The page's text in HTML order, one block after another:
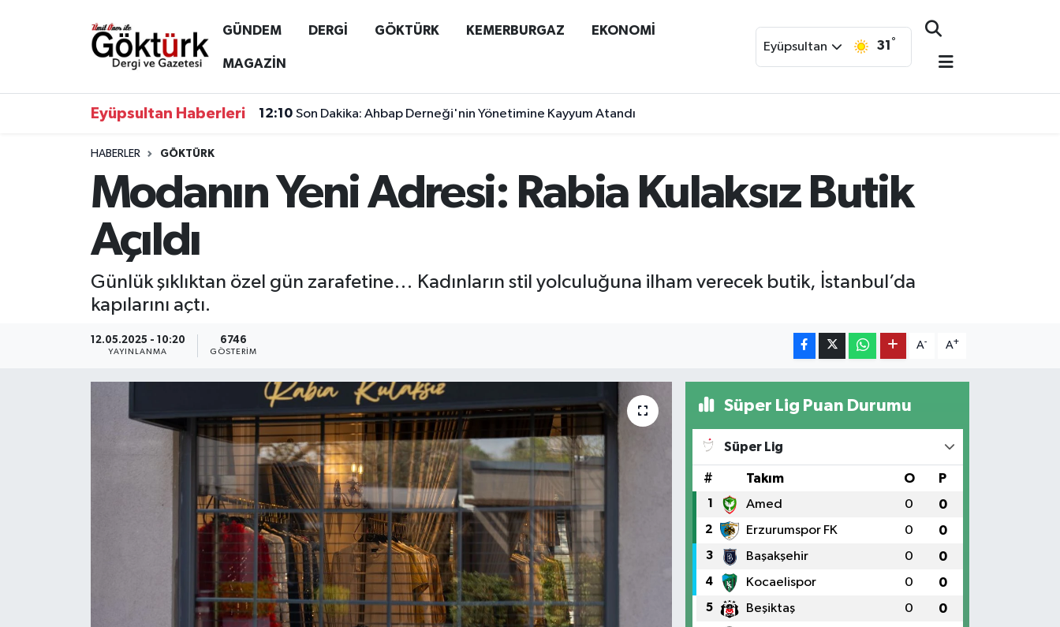
GÜNDEM DERGİ GÖKTÜRK KEMERBURGAZ EKONOMİ
MAGAZİN
Eyüpsultan 31 °
Eyüpsultan Haberleri 12:10 Son Dakika: Ahbap Derneği'nin Yönetimine Kayyum Atandı
HABERLER GÖKTÜRK
Modanın Yeni Adresi: Rabia Kulaksız Butik
Açıldı
Günlük şıklıktan özel gün zarafetine… Kadınların stil yolculuğuna ilham verecek butik, İstanbul’da
kapılarını açtı.
12.05.2025 - 10:20
YAYINLANMA
6746
GÖSTERIM
A- A+
Süper Lig Puan Durumu
Süper Lig
# Takım O P
1 Amed 0 0
2 Erzurumspor FK 0 0
3 Başakşehir 0 0
4 Kocaelispor 0 0
5 Beşiktaş 0 0
Anne Çocuk
GÖKTÜRK
GÜNDEM
KEMERBURGAZ
KÜLTÜR - SANAT
Eyüpsultan Hava Durumu
Tüm Manşetler
Son Dakika Haberleri